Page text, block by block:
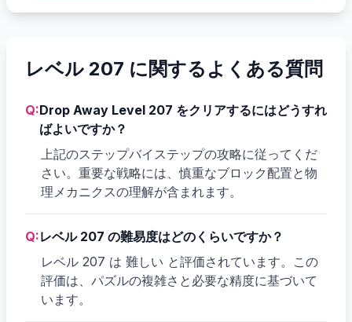
レベル 207 に関するよくある質問
Q:Drop Away Level 207 をクリアするにはどうすれ
ばよいですか？
上記のステップバイステップの攻略に従ってくだ
さい。重要な戦略には、慎重なブロック配置と物
理メカニクスの理解が含まれます。
Q:レベル 207 の難易度はどのくらいですか？
レベル 207 は 難しい と評価されています。この
評価は、パズルの複雑さと必要な精度に基づいて
います。